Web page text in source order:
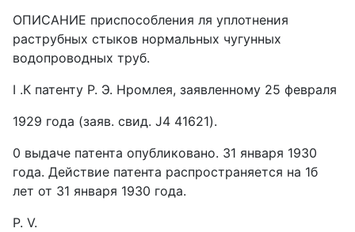
ОПИСАНИЕ приспособления ля уплотнения
раструбных стыков нормальных чугунных
водопроводных труб.
I .К патенту P. Э. Нромлея, заявленному 25 февраля
1929 года (заяв. свид. J4 41621).
0 выдаче патента опубликовано. 31 января 1930
года. Действие патента распространяется на 1б
лет от 31 января 1930 года.
Р. V.